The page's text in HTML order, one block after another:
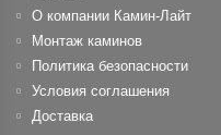
О компании Камин-Лайт
Монтаж каминов
Политика безопасности
Условия соглашения
Доставка